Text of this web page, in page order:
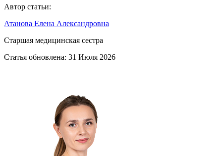
Автор статьи:
Атанова Елена Александровна
Старшая медицинская сестра
Статья обновлена: 31 Июля 2026